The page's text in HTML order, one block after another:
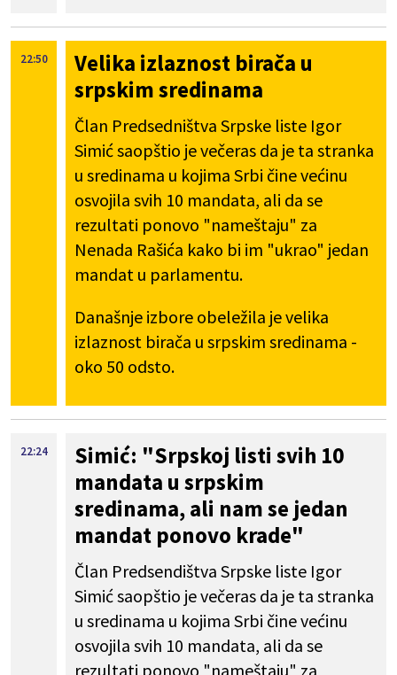
22:50
Velika izlaznost birača u
srpskim sredinama
Član Predsedništva Srpske liste Igor
Simić saopštio je večeras da je ta stranka
u sredinama u kojima Srbi čine većinu
osvojila svih 10 mandata, ali da se
rezultati ponovo "nameštaju" za
Nenada Rašića kako bi im "ukrao" jedan
mandat u parlamentu.
Današnje izbore obeležila je velika
izlaznost birača u srpskim sredinama -
oko 50 odsto.
22:24
Simić: "Srpskoj listi svih 10
mandata u srpskim
sredinama, ali nam se jedan
mandat ponovo krade"
Član Predsendištva Srpske liste Igor
Simić saopštio je večeras da je ta stranka
u sredinama u kojima Srbi čine većinu
osvojila svih 10 mandata, ali da se
rezultati ponovo "nameštaju" za